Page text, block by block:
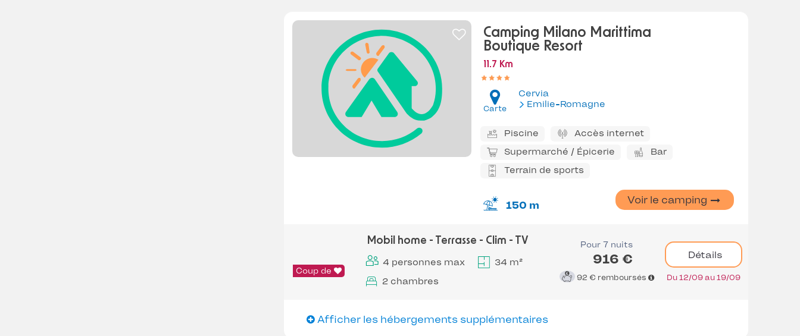
Camping Milano Marittima
Boutique Resort
11.7 Km
Carte
Cervia
Emilie-Romagne
Piscine
Accès internet
Supermarché / Épicerie
Bar
Terrain de sports
150 m Voir le camping
Coup de
Mobil home - Terrasse - Clim - TV
4 personnes max
34 m²
2 chambres
Pour 7 nuits
916 €
92 € remboursés
Détails
Du 12/09 au 19/09
Afficher les hébergements supplémentaires